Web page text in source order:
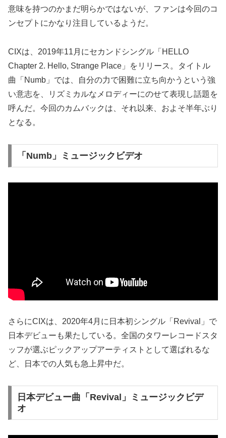
意味を持つのかまだ明らかではないが、ファンは今回のコ
ンセプトにかなり注目しているようだ。
CIXは、2019年11月にセカンドシングル「HELLO
Chapter 2. Hello, Strange Place」をリリース。タイトル
曲「Numb」では、自分の力で困難に立ち向かうという強
い意志を、リズミカルなメロディーにのせて表現し話題を
呼んだ。今回のカムバックは、それ以来、およそ半年ぶり
となる。
「Numb」ミュージックビデオ
さらにCIXは、2020年4月に日本初シングル「Revival」で
日本デビューも果たしている。全国のタワーレコードスタ
ッフが選ぶピックアップアーティストとして選ばれるな
ど、日本での人気も急上昇中だ。
日本デビュー曲「Revival」ミュージックビデ
オ